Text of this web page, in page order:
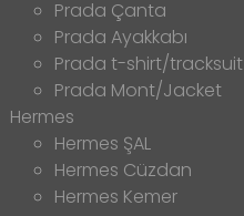
Prada Çanta
Prada Ayakkabı
Prada t-shirt/tracksuit
Prada Mont/Jacket
Hermes
Hermes ŞAL
Hermes Cüzdan
Hermes Kemer